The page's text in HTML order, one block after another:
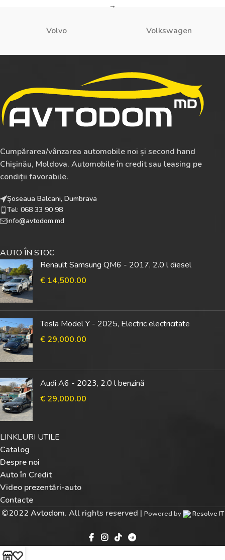
→
Volvo Volkswagen
Cumpărarea/vânzarea automobile noi și second hand
Chișinău, Moldova. Automobile în credit sau leasing pe
condiții favorabile.
Șoseaua Balcani, Dumbrava
Tel: 068 33 90 98
info@avtodom.md
AUTO ÎN STOC
Renault Samsung QM6 - 2017, 2.0 l diesel
€ 14,500.00
Tesla Model Y - 2025, Electric electricitate
€ 29,000.00
Audi A6 - 2023, 2.0 l benzină
€ 29,000.00
LINKLURI UTILE
Catalog
Despre noi
Auto în Credit
Video prezentări-auto
Contacte
©2022 Avtodom. All rights reserved | Powered by Resolve IT